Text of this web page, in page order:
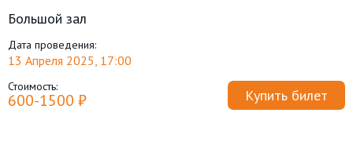
Большой зал
Дата проведения:
13 Апреля 2025, 17:00
Стоимость:
600-1500 ₽ Купить билет